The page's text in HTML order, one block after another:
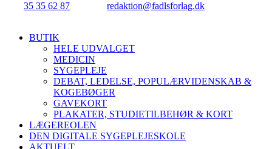
35 35 62 87 redaktion@fadlsforlag.dk
Close
BUTIK
HELE UDVALGET
MEDICIN
SYGEPLEJE
DEBAT, LEDELSE, POPULÆRVIDENSKAB &
KOGEBØGER
GAVEKORT
PLAKATER, STUDIETILBEHØR & KORT
LÆGEREOLEN
DEN DIGITALE SYGEPLEJESKOLE